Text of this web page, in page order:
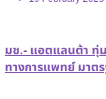
มช.- แอตแลนต้า ทุ่
ทางการแพทย์ มาต